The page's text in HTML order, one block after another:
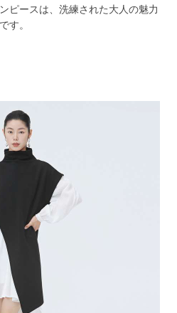
ピースは、洗練された大人の魅力
す。